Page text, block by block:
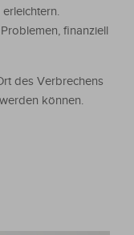
finanziell
des Verbrechens
können.